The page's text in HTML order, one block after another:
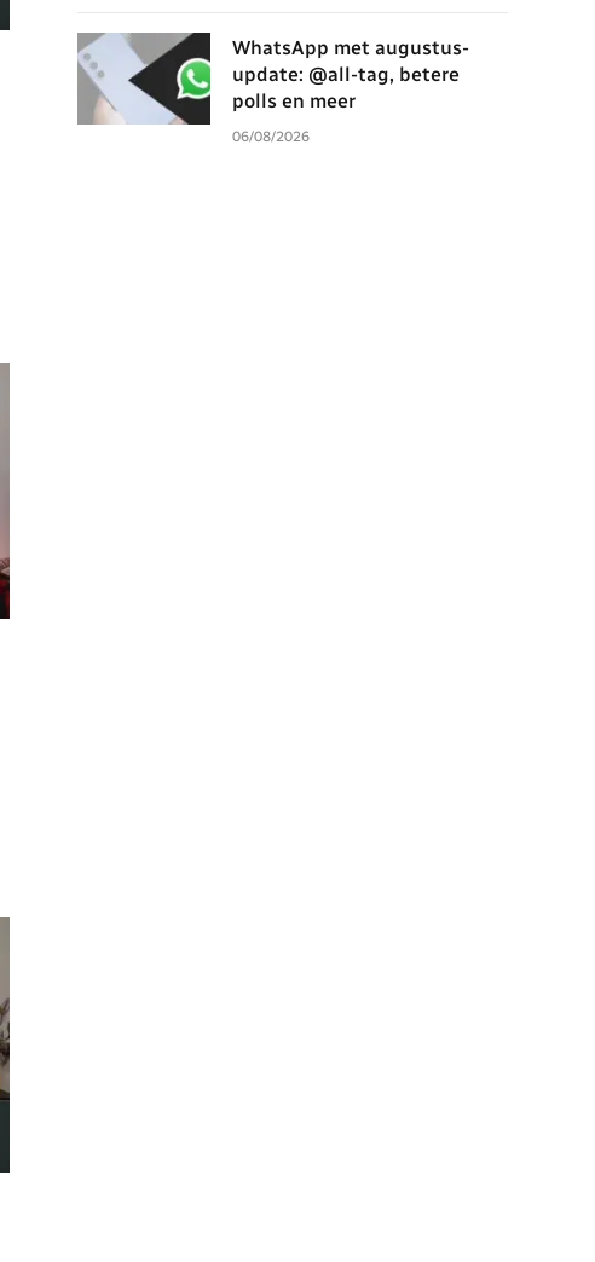
WhatsApp met augustus-
update: @all-tag, betere
polls en meer
06/08/2026